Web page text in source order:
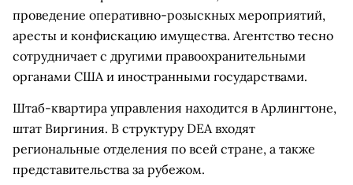
проведение оперативно-розыскных мероприятий,
аресты и конфискацию имущества. Агентство тесно
сотрудничает с другими правоохранительными
органами США и иностранными государствами.
Штаб-квартира управления находится в Арлингтоне,
штат Виргиния. В структуру DEA входят
региональные отделения по всей стране, а также
представительства за рубежом.